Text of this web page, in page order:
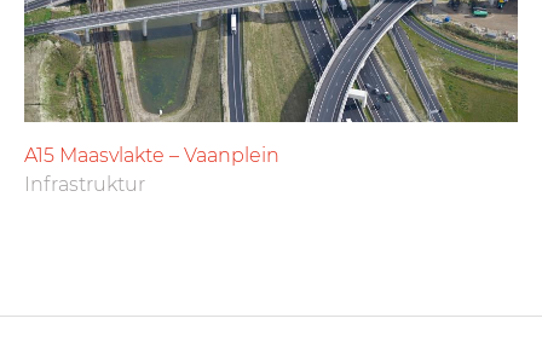
A15 Maasvlakte – Vaanplein
Infrastruktur